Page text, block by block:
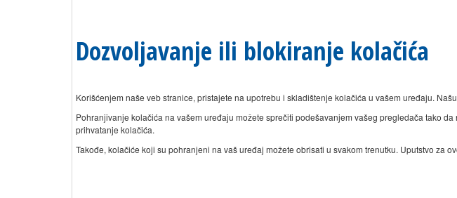
Dozvoljavanje ili blokiranje kolačića
Korišćenjem naše veb stranice, pristajete na upotrebu i skladištenje kolačića u vašem uređaju.
Pohranjivanje kolačića na vašem uređaju možete sprečiti podešavanjem vašeg pregledača tako
prihvatanje kolačića.
Takođe, kolačiće koji su pohranjeni na vaš uređaj možete obrisati u svakom trenutku. Uputstvo za